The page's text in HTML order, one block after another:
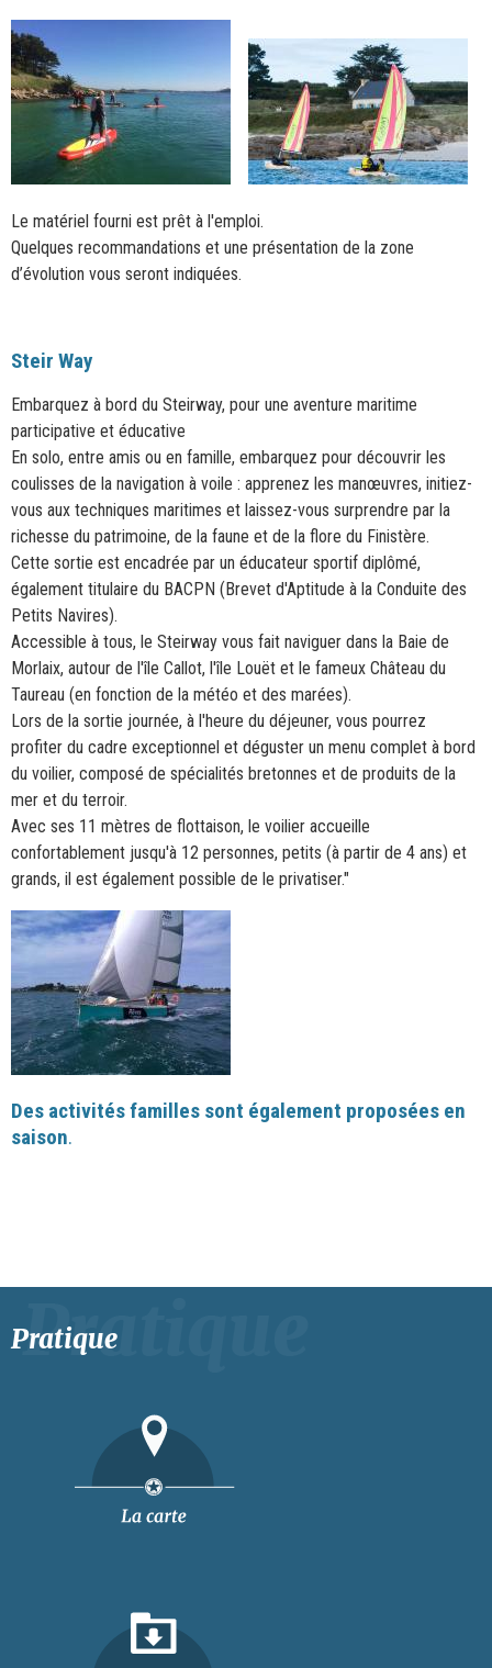
Le matériel fourni est prêt à l'emploi.
Quelques recommandations et une présentation de la zone
d’évolution vous seront indiquées.
Steir Way
Embarquez à bord du Steirway, pour une aventure maritime
participative et éducative
En solo, entre amis ou en famille, embarquez pour découvrir les
coulisses de la navigation à voile : apprenez les manœuvres, initiez-
vous aux techniques maritimes et laissez-vous surprendre par la
richesse du patrimoine, de la faune et de la flore du Finistère.
Cette sortie est encadrée par un éducateur sportif diplômé,
également titulaire du BACPN (Brevet d'Aptitude à la Conduite des
Petits Navires).
Accessible à tous, le Steirway vous fait naviguer dans la Baie de
Morlaix, autour de l'île Callot, l'île Louët et le fameux Château du
Taureau (en fonction de la météo et des marées).
Lors de la sortie journée, à l'heure du déjeuner, vous pourrez
profiter du cadre exceptionnel et déguster un menu complet à bord
du voilier, composé de spécialités bretonnes et de produits de la
mer et du terroir.
Avec ses 11 mètres de flottaison, le voilier accueille
confortablement jusqu'à 12 personnes, petits (à partir de 4 ans) et
grands, il est également possible de le privatiser."
Des activités familles sont également proposées en
saison.
Pratique